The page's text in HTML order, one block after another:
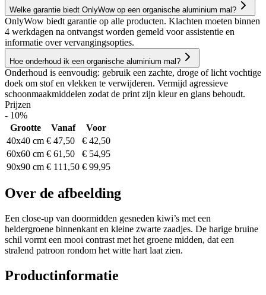
Welke garantie biedt OnlyWow op een organische aluminium mal?
OnlyWow biedt garantie op alle producten. Klachten moeten binnen
4 werkdagen na ontvangst worden gemeld voor assistentie en
informatie over vervangingsopties.
Hoe onderhoud ik een organische aluminium mal?
Onderhoud is eenvoudig: gebruik een zachte, droge of licht vochtige
doek om stof en vlekken te verwijderen. Vermijd agressieve
schoonmaakmiddelen zodat de print zijn kleur en glans behoudt.
Prijzen
- 10%
Grootte
Vanaf
Voor
40x40 cm € 47,50
€ 42,50
60x60 cm € 61,50
€ 54,95
90x90 cm € 111,50 € 99,95
Over de afbeelding
Een close-up van doormidden gesneden kiwi’s met een
heldergroene binnenkant en kleine zwarte zaadjes. De harige bruine
schil vormt een mooi contrast met het groene midden, dat een
stralend patroon rondom het witte hart laat zien.
Productinformatie